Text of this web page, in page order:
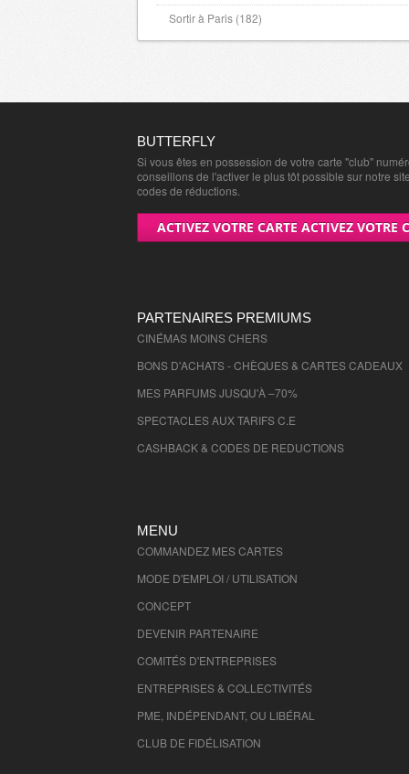
Sortir à Paris (182)
BUTTERFLY
Si vous êtes en possession de votre carte "club"
conseillons de l'activer le plus tôt possible sur notre
codes de réductions.
ACTIVEZ VOTRE CARTE ACTIVEZ VOTRE
PARTENAIRES PREMIUMS
CINÉMAS MOINS CHERS
BONS D'ACHATS - CHÈQUES & CARTES CADEAUX
MES PARFUMS JUSQU'À –70%
SPECTACLES AUX TARIFS C.E
CASHBACK & CODES DE REDUCTIONS
MENU
COMMANDEZ MES CARTES
MODE D'EMPLOI / UTILISATION
CONCEPT
DEVENIR PARTENAIRE
COMITÉS D'ENTREPRISES
ENTREPRISES & COLLECTIVITÉS
PME, INDÉPENDANT, OU LIBÉRAL
CLUB DE FIDÉLISATION